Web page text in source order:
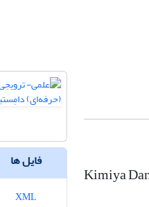
Kimiya
فایل ها